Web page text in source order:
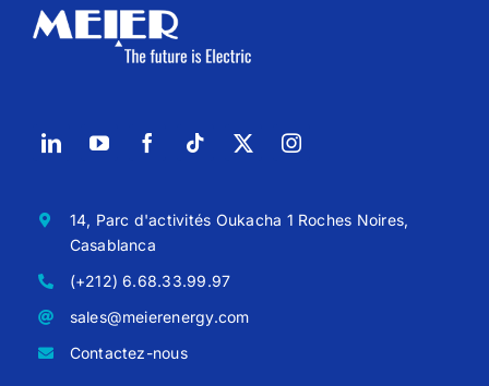
14, Parc d'activités Oukacha 1 Roches Noires,
Casablanca
(+212) 6.68.33.99.97
sales@meierenergy.com
Contactez-nous